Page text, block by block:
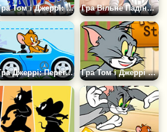
Гра Том і Джеррі: Запуск Ракети Гра Вільне Падіння Тома
Гра Джеррі: Перегони на Виживання Гра Том і Джеррі Крадуть Сир